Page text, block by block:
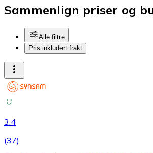
Sammenlign priser og
Alle filtre
Pris inkludert frakt
3.4
(37)